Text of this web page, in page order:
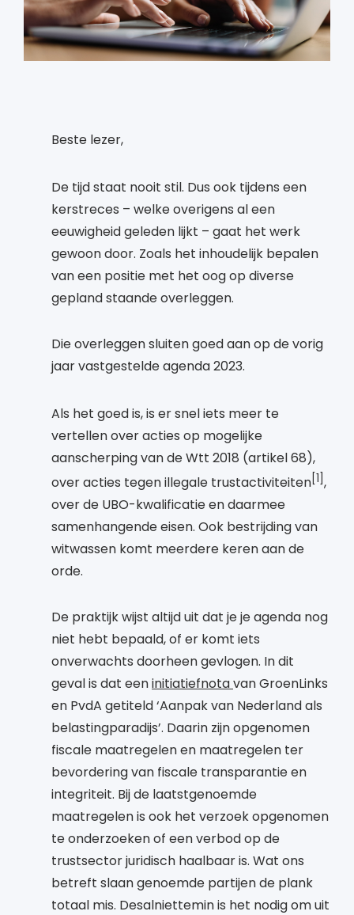
Beste lezer,
De tijd staat nooit stil. Dus ook tijdens een
kerstreces – welke overigens al een
eeuwigheid geleden lijkt – gaat het werk
gewoon door. Zoals het inhoudelijk bepalen
van een positie met het oog op diverse
gepland staande overleggen.
Die overleggen sluiten goed aan op de vorig
jaar vastgestelde agenda 2023.
Als het goed is, is er snel iets meer te
vertellen over acties op mogelijke
aanscherping van de Wtt 2018 (artikel 68),
over acties tegen illegale trustactiviteiten[1],
over de UBO-kwalificatie en daarmee
samenhangende eisen. Ook bestrijding van
witwassen komt meerdere keren aan de
orde.
De praktijk wijst altijd uit dat je je agenda nog
niet hebt bepaald, of er komt iets
onverwachts doorheen gevlogen. In dit
geval is dat eeninitiatiefnotavan GroenLinks
en PvdA getiteld ‘Aanpak van Nederland als
belastingparadijs’. Daarin zijn opgenomen
fiscale maatregelen en maatregelen ter
bevordering van fiscale transparantie en
integriteit. Bij de laatstgenoemde
maatregelen is ook het verzoek opgenomen
te onderzoeken of een verbod op de
trustsector juridisch haalbaar is. Wat ons
betreft slaan genoemde partijen de plank
totaal mis. Desalniettemin is het nodig om uit